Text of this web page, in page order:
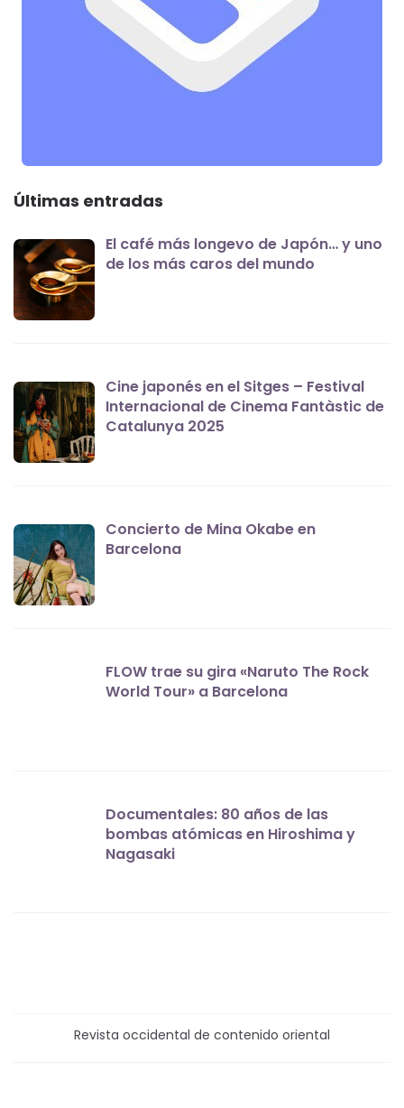
Últimas entradas
El café más longevo de Japón… y uno
de los más caros del mundo
Cine japonés en el Sitges – Festival
Internacional de Cinema Fantàstic de
Catalunya 2025
Concierto de Mina Okabe en
Barcelona
FLOW trae su gira «Naruto The Rock
World Tour» a Barcelona
Documentales: 80 años de las
bombas atómicas en Hiroshima y
Nagasaki
Revista occidental de contenido oriental